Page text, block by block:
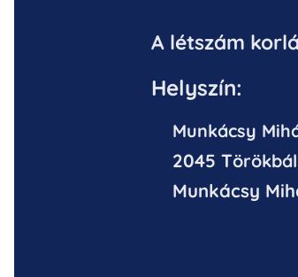
A létszám
Helyszín:
Munkácsy
2045 T
Munkácsy